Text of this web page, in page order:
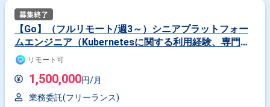
【Go】（フルリモート/週3～）シニアプラットフォー
ムエンジニア（Kubernetesに関する利用経験、専門知
識のある方）
リモート可
1,500,000円/月
業務委託(フリーランス)